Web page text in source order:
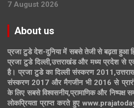
7 August 2026
About us
प्रजा टुडे देश-दुनिया में सबसे तेजी से बढ़ता हुआ
प्रजा टुडे दिल्ली,उत्तराखंड और मध्य प्रदेश से
है। प्रजा टुडे का दिल्ली संस्करण
संस्करण 2017 और मैगजीन भी 2016 से प्रारंभ
के लिए सबसे विश्वसनीय,प्रामाणिक और निष्पक्ष
लोकप्रियता प्राप्त करते हुए